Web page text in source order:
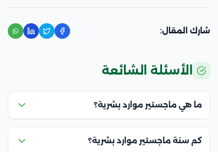
شارك المقال:
الأسئلة الشائعة
ما هي ماجستير موارد بشرية؟
كم سنة ماجستير موارد بشرية؟